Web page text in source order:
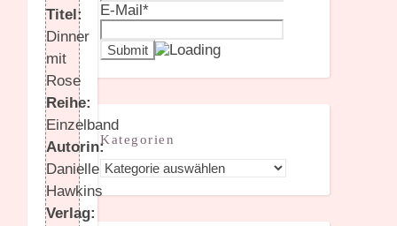
Titel:
Dinner
mit
Rose
Reihe:
Einzelband
Autorin:
Danielle
Hawkins
Verlag:
E-Mail*
Kategorien
Kategorien